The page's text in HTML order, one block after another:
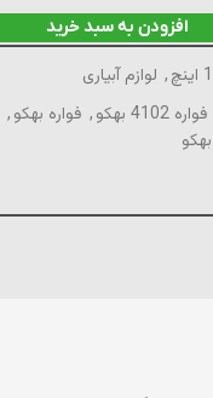
افزودن به سبد خرید
, لوازم آبیاری
فواره 4102 بهکو , فواره بهکو,